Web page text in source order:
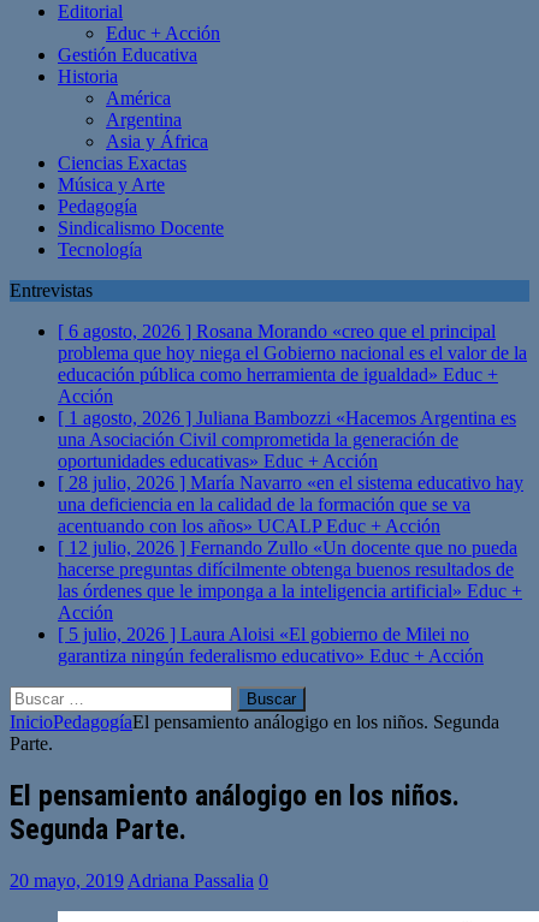
Editorial
Educ + Acción
Gestión Educativa
Historia
América
Argentina
Asia y África
Ciencias Exactas
Música y Arte
Pedagogía
Sindicalismo Docente
Tecnología
Entrevistas
[ 6 agosto, 2026 ] Rosana Morando «creo que el principal
problema que hoy niega el Gobierno nacional es el valor de la
educación pública como herramienta de igualdad» Educ +
Acción
[ 1 agosto, 2026 ] Juliana Bambozzi «Hacemos Argentina es
una Asociación Civil comprometida la generación de
oportunidades educativas» Educ + Acción
[ 28 julio, 2026 ] María Navarro «en el sistema educativo hay
una deficiencia en la calidad de la formación que se va
acentuando con los años» UCALPEduc + Acción
[ 12 julio, 2026 ] Fernando Zullo «Un docente que no pueda
hacerse preguntas difícilmente obtenga buenos resultados de
las órdenes que le imponga a la inteligencia artificial» Educ +
Acción
[ 5 julio, 2026 ] Laura Aloisi «El gobierno de Milei no
garantiza ningún federalismo educativo» Educ + Acción
Buscar:
InicioPedagogíaEl pensamiento análogigo en los niños. Segunda
Parte.
El pensamiento análogigo en los niños.
Segunda Parte.
20 mayo, 2019 Adriana Passalia 0